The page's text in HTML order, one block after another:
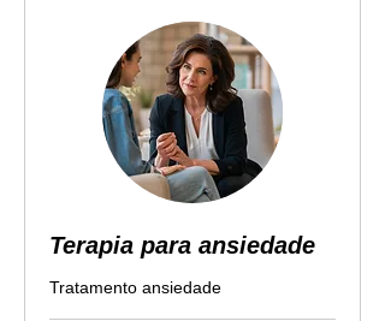
Terapia para ansiedade
Tratamento ansiedade